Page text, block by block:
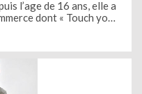
l’age de 16 ans, elle a
dont « Touch your